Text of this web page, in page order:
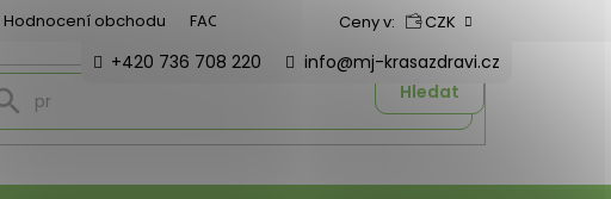
Hodnocení obchodu FAQ Ceny v: CZK
Hledat
+420 736 708 220 info@mj-krasazdravi.cz